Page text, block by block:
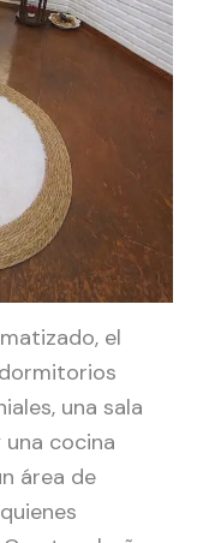
el
una sala
cocina
área de